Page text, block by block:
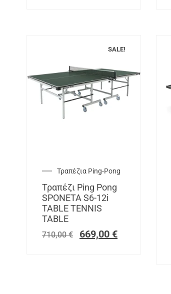
SALE!
Τραπέζια Ping-Pong
Τραπέζι Ping Pong
SPONETA S6-12i
TABLE TENNIS
TABLE
710,00€ 669,00 €